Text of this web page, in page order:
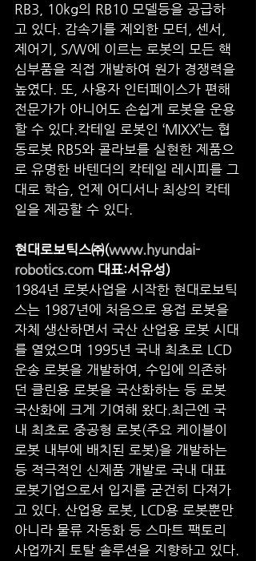
RB3, 10kg의 RB10 모델등을 공급하
고 있다. 감속기를 제외한 모터, 센서,
제어기, S/W에 이르는 로봇의 모든 핵
심부품을 직접 개발하여 원가 경쟁력을
높였다. 또, 사용자 인터페이스가 편해
전문가가 아니어도 손쉽게 로봇을 운용
할 수 있다.칵테일 로봇인 ‘MIXX’는 협
동로봇 RB5와 콜라보를 실현한 제품으
로 유명한 바텐더의 칵테일 레시피를 그
대로 학습, 언제 어디서나 최상의 칵테
일을 제공할 수 있다.
현대로보틱스㈜(www.hyundai-
robotics.com 대표:서유성)
1984년 로봇사업을 시작한 현대로보틱
스는 1987년에 처음으로 용접 로봇을
자체 생산하면서 국산 산업용 로봇 시대
를 열었으며 1995년 국내 최초로 LCD
운송 로봇을 개발하여, 수입에 의존하
던 클린용 로봇을 국산화하는 등 로봇
국산화에 크게 기여해 왔다.최근엔 국
내 최초로 중공형 로봇(주요 케이블이
로봇 내부에 배치된 로봇)을 개발하는
등 적극적인 신제품 개발로 국내 대표
로봇기업으로서 입지를 굳건히 다져가
고 있다. 산업용 로봇, LCD용 로봇뿐만
아니라 물류 자동화 등 스마트 팩토리
사업까지 토탈 솔루션을 지향하고 있다.